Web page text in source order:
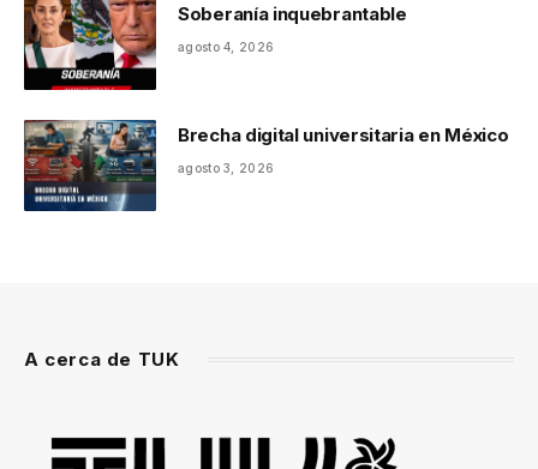
Soberanía inquebrantable
agosto 4, 2026
Brecha digital universitaria en México
agosto 3, 2026
A cerca de TUK